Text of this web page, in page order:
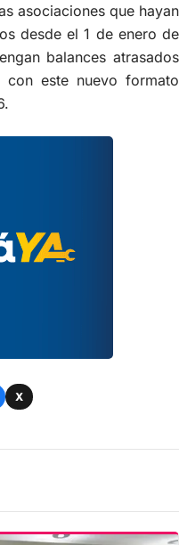
asociaciones que hayan
desde el 1 de enero de
balances atrasados
con este nuevo formato
X